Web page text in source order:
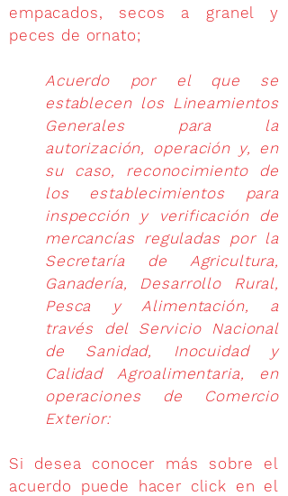
empacados, secos a granel y
peces de ornato;
Acuerdo por el que se
establecen los Lineamientos
Generales para la
autorización, operación y, en
su caso, reconocimiento de
los establecimientos para
inspección y verificación de
mercancías reguladas por la
Secretaría de Agricultura,
Ganadería, Desarrollo Rural,
Pesca y Alimentación, a
través del Servicio Nacional
de Sanidad, Inocuidad y
Calidad Agroalimentaria, en
operaciones de Comercio
Exterior:
Si desea conocer más sobre el
acuerdo puede hacer click en el